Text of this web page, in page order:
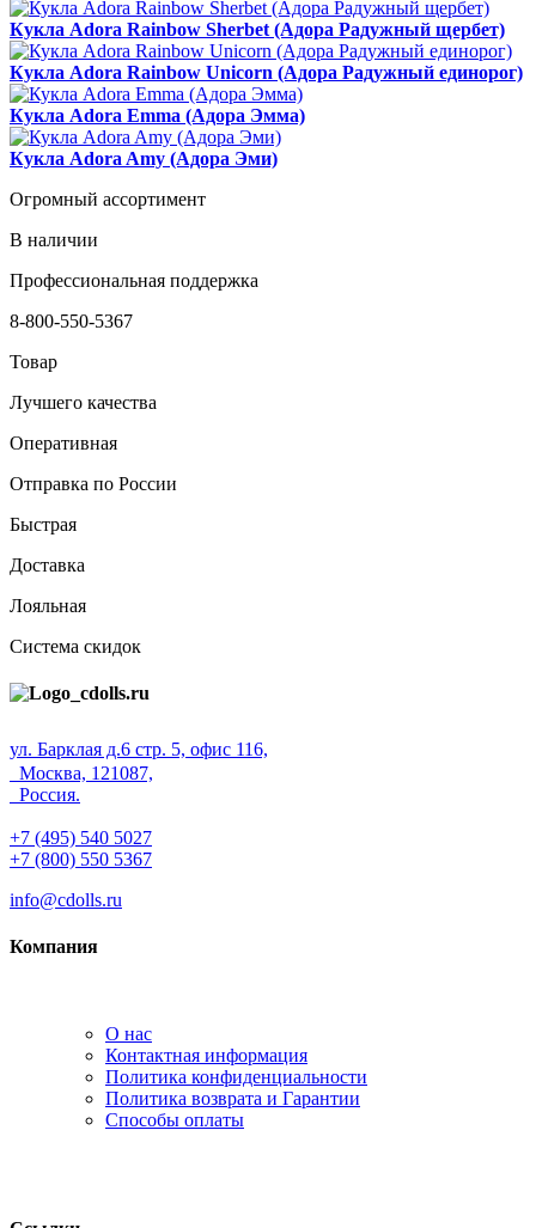
Кукла Adora Rainbow Sherbet (Адора Радужный щербет)
Кукла Adora Rainbow Unicorn (Адора Радужный единорог)
Кукла Adora Emma (Адора Эмма)
Кукла Adora Amy (Адора Эми)
Огромный ассортимент
В наличии
Профессиональная поддержка
8-800-550-5367
Товар
Лучшего качества
Оперативная
Отправка по России
Быстрая
Доставка
Лояльная
Система скидок
ул. Барклая д.6 стр. 5, офис 116,
Москва, 121087,
Россия.
+7 (495) 540 5027
+7 (800) 550 5367
info@cdolls.ru
Компания
О нас
Контактная информация
Политика конфиденциальности
Политика возврата и Гарантии
Способы оплаты